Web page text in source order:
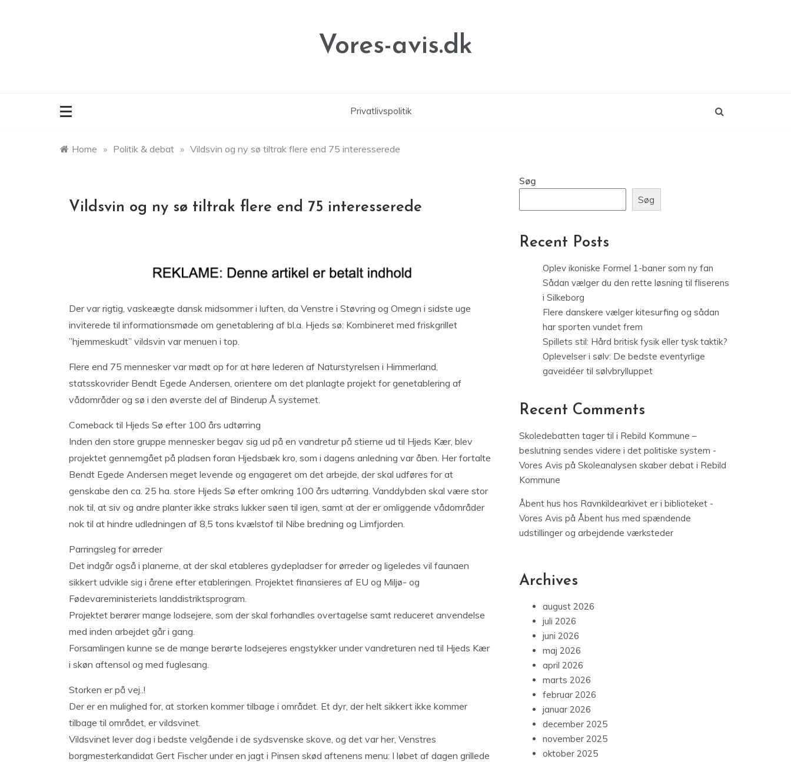
Vores-avis.dk
Privatlivspolitik
Home » Politik & debat » Vildsvin og ny sø tiltrak flere end 75 interesserede
Vildsvin og ny sø tiltrak flere end 75 interesserede
Der var rigtig, vaskeægte dansk midsommer i luften, da Venstre i Støvring og Omegn i sidste uge
inviterede til informationsmøde om genetablering af bl.a. Hjeds sø: Kombineret med friskgrillet
”hjemmeskudt” vildsvin var menuen i top.
Flere end 75 mennesker var mødt op for at høre lederen af Naturstyrelsen i Himmerland,
statsskovrider Bendt Egede Andersen, orientere om det planlagte projekt for genetablering af
vådområder og sø i den øverste del af Binderup Å systemet.
Comeback til Hjeds Sø efter 100 års udtørring
Inden den store gruppe mennesker begav sig ud på en vandretur på stierne ud til Hjeds Kær, blev
projektet gennemgået på pladsen foran Hjedsbæk kro, som i dagens anledning var åben. Her fortalte
Bendt Egede Andersen meget levende og engageret om det arbejde, der skal udføres for at
genskabe den ca. 25 ha. store Hjeds Sø efter omkring 100 års udtørring. Vanddybden skal være stor
nok til, at siv og andre planter ikke straks lukker søen til igen, samt at der er omliggende vådområder
nok til at hindre udledningen af 8,5 tons kvælstof til Nibe bredning og Limfjorden.
Parringsleg for ørreder
Det indgår også i planerne, at der skal etableres gydepladser for ørreder og ligeledes vil faunaen
sikkert udvikle sig i årene efter etableringen. Projektet finansieres af EU og Miljø- og
Fødevareministeriets landdistriktsprogram.
Projektet berører mange lodsejere, som der skal forhandles overtagelse samt reduceret anvendelse
med inden arbejdet går i gang.
Forsamlingen kunne se de mange berørte lodsejeres engstykker under vandreturen ned til Hjeds Kær
i skøn aftensol og med fuglesang.
Storken er på vej..!
Der er en mulighed for, at storken kommer tilbage i området. Et dyr, der helt sikkert ikke kommer
tilbage til området, er vildsvinet.
Vildsvinet lever dog i bedste velgående i de sydsvenske skove, og det var her, Venstres
borgmesterkandidat Gert Fischer under en jagt i Pinsen skød aftenens menu: I løbet af dagen grillede
Søg
Søg
Recent Posts
Oplev ikoniske Formel 1-baner som ny fan
Sådan vælger du den rette løsning til fliserens
i Silkeborg
Flere danskere vælger kitesurfing og sådan
har sporten vundet frem
Spillets stil: Hård britisk fysik eller tysk taktik?
Oplevelser i sølv: De bedste eventyrlige
gaveidéer til sølvbrylluppet
Recent Comments
Skoledebatten tager til i Rebild Kommune –
beslutning sendes videre i det politiske system -
Vores Avis på Skoleanalysen skaber debat i Rebild
Kommune
Åbent hus hos Ravnkildearkivet er i biblioteket -
Vores Avis på Åbent hus med spændende
udstillinger og arbejdende værksteder
Archives
august 2026
juli 2026
juni 2026
maj 2026
april 2026
marts 2026
februar 2026
januar 2026
december 2025
november 2025
oktober 2025